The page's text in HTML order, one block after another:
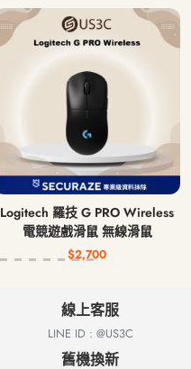
Logitech 羅技 G PRO Wireless
電競遊戲滑鼠 無線滑鼠
$2,700
線上客服
LINE ID : @US3C
舊機換新